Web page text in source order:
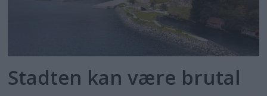
Stadten kan være brutal